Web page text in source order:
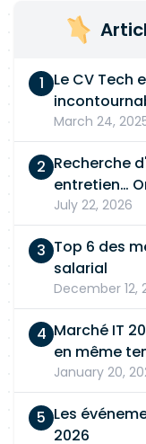
Le CV Tech
March 24,
Recherche
entretien…
July 22, 2026
Top 6 des
salarial
December 12,
Marché IT
en même
January 20,
Les
2026